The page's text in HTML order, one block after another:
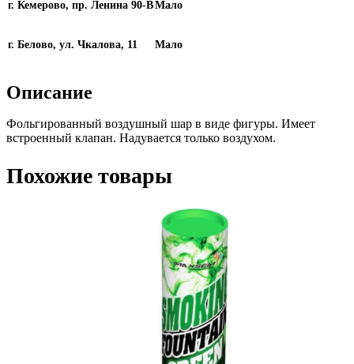
г. Кемерово, пр. Ленина 90-ВМало
г. Белово, ул. Чкалова, 11 Мало
Описание
Фольгированный воздушный шар в виде фигуры. Имеет
встроенный клапан. Надувается только воздухом.
Похожие товары